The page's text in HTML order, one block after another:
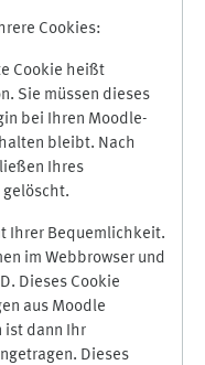
Cookies:
Cookie heißt
Sie müssen dieses
bei Ihren Moodle-
bleibt. Nach
Ihres
gelöscht.
Ihrer Bequemlichkeit.
im Webbrowser und
Dieses Cookie
aus Moodle
ist dann Ihr
Dieses